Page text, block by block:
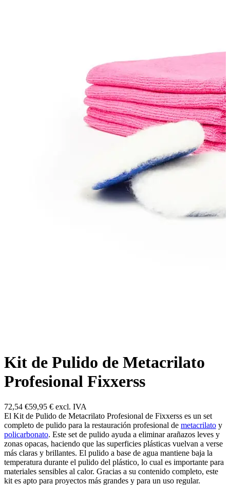
Kit de Pulido de Metacrilato
Profesional Fixxerss
72,54 €59,95 € excl. IVA
El Kit de Pulido de Metacrilato Profesional de Fixxerss es un set
completo de pulido para la restauración profesional de metacrilato y
policarbonato. Este set de pulido ayuda a eliminar arañazos leves y
zonas opacas, haciendo que las superficies plásticas vuelvan a verse
más claras y brillantes. El pulido a base de agua mantiene baja la
temperatura durante el pulido del plástico, lo cual es importante para
materiales sensibles al calor. Gracias a su contenido completo, este
kit es apto para proyectos más grandes y para un uso regular.